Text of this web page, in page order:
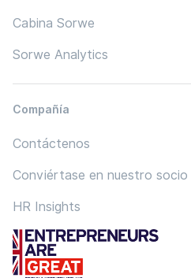
Cabina Sorwe
Sorwe Analytics
Compañía
Contáctenos
Conviértase en nuestro socio
HR Insights